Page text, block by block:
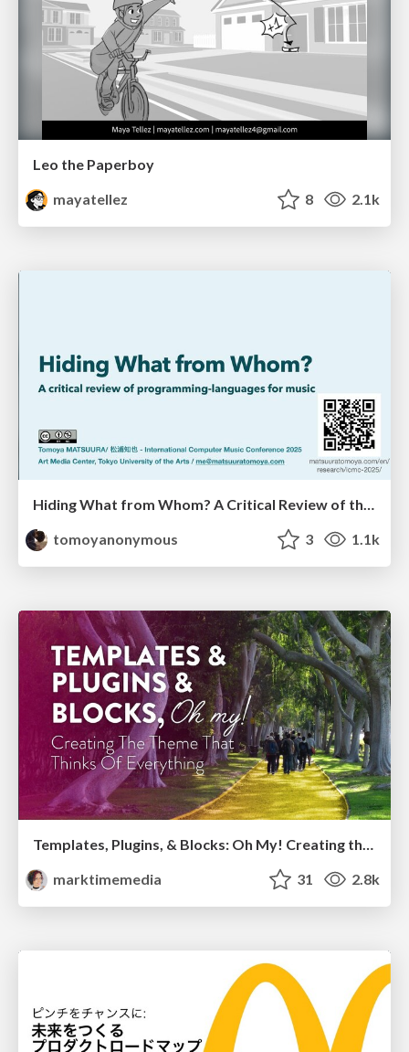
Leo the Paperboy
mayatellez
8 2.1k
Hiding What from Whom? A Critical Review of the History of Programming languages for Music
tomoyanonymous
3 1.1k
Templates, Plugins, & Blocks: Oh My! Creating the theme that thinks of everything
marktimemedia
31 2.8k